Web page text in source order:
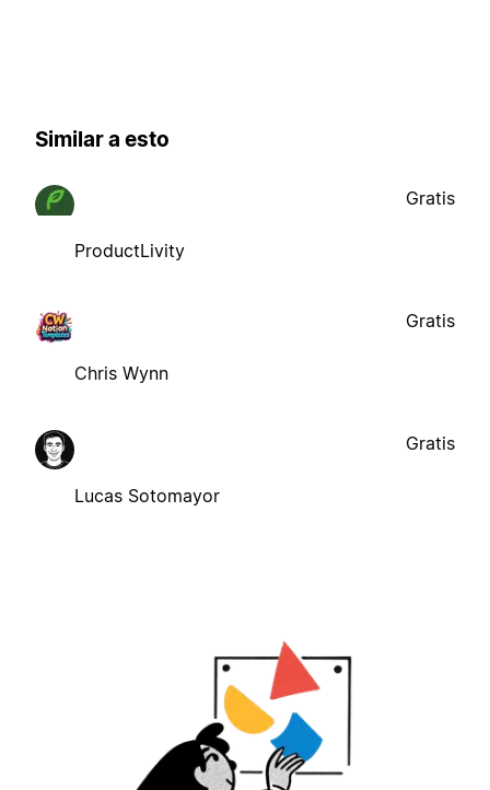
Similar a esto
ProductLivity
Gratis
Chris Wynn
Gratis
Lucas Sotomayor
Gratis